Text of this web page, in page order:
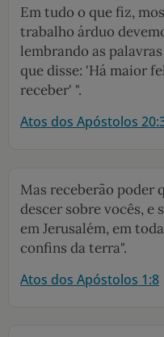
Em tudo o que fiz,
trabalho árduo
lembrando as
que disse: 'Há maior
receber' ".
Atos dos Apóstolos
Mas receberão poder
descer sobre vocês, e
em Jerusalém, em
confins da terra".
Atos dos Apóstolos 1:8